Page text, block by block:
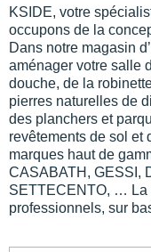
KSIDE, votre
occupons de la
Dans notre magasin
aménager votre salle
douche, de la
pierres naturelles de
des planchers et
revêtements de sol et
marques haut de
CASABATH, GESSI,
SETTECENTO, … La
professionnels, sur